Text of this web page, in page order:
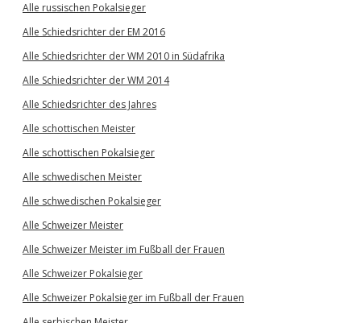
Alle russischen Pokalsieger
Alle Schiedsrichter der EM 2016
Alle Schiedsrichter der WM 2010 in Südafrika
Alle Schiedsrichter der WM 2014
Alle Schiedsrichter des Jahres
Alle schottischen Meister
Alle schottischen Pokalsieger
Alle schwedischen Meister
Alle schwedischen Pokalsieger
Alle Schweizer Meister
Alle Schweizer Meister im Fußball der Frauen
Alle Schweizer Pokalsieger
Alle Schweizer Pokalsieger im Fußball der Frauen